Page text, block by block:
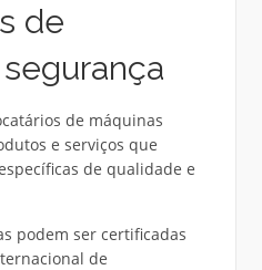
de
de máquinas
e serviços que
de qualidade e
podem ser certificadas
de